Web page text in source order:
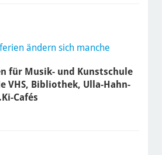
ändern sich manche
für Musik- und Kunstschule
VHS, Bibliothek, Ulla-Hahn-
Cafés